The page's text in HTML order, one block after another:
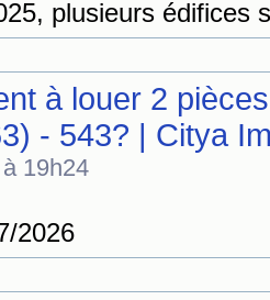
plusieurs édifices
à louer 2
- 543? | Citya
19h24
2026